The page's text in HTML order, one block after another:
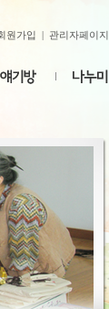
원가입 | 관리자페이지